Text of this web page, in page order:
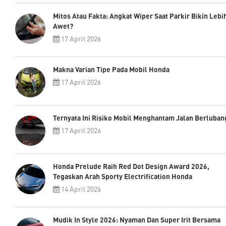
Mitos Atau Fakta: Angkat Wiper Saat Parkir Bikin
Awet?
17 April 2026
Makna Varian Tipe Pada Mobil Honda
17 April 2026
Ternyata Ini Risiko Mobil Menghantam Jalan
17 April 2026
Honda Prelude Raih Red Dot Design Award 2026,
Tegaskan Arah Sporty Electrification Honda
14 April 2026
Mudik In Style 2026: Nyaman Dan Super Irit Bersama